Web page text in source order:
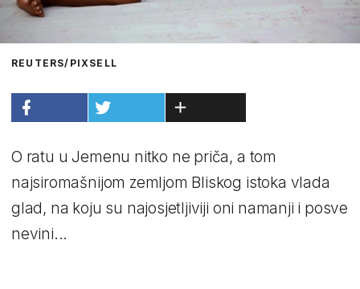
REUTERS/PIXSELL
O ratu u Jemenu nitko ne priča, a tom
najsiromašnijom zemljom Bliskog istoka vlada
glad, na koju su najosjetljiviji oni namanji i posve
nevini...